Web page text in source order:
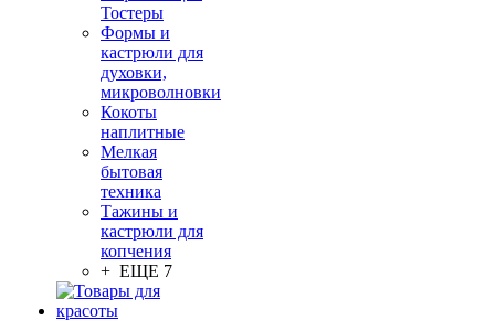
Тостеры
Формы и
кастрюли для
духовки,
микроволновки
Кокоты
наплитные
Мелкая
бытовая
техника
Тажины и
кастрюли для
копчения
+ ЕЩЕ 7